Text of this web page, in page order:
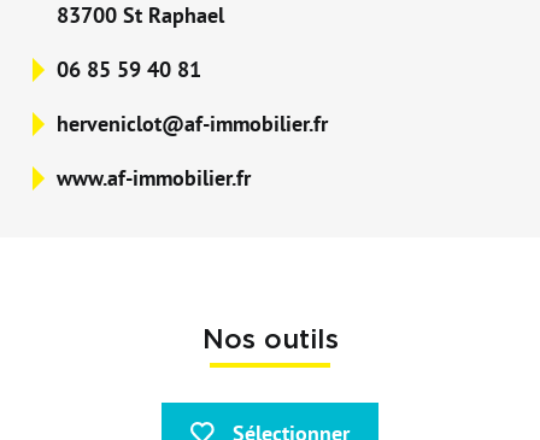
83700 St Raphael
06 85 59 40 81
herveniclot@af-immobilier.fr
www.af-immobilier.fr
Nos outils
Sélectionner